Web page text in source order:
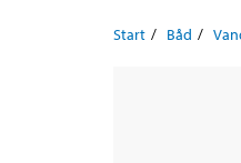
Start Båd